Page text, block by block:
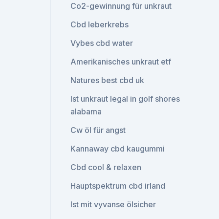
Co2-gewinnung für unkraut
Cbd leberkrebs
Vybes cbd water
Amerikanisches unkraut etf
Natures best cbd uk
Ist unkraut legal in golf shores
alabama
Cw öl für angst
Kannaway cbd kaugummi
Cbd cool & relaxen
Hauptspektrum cbd irland
Ist mit vyvanse ölsicher